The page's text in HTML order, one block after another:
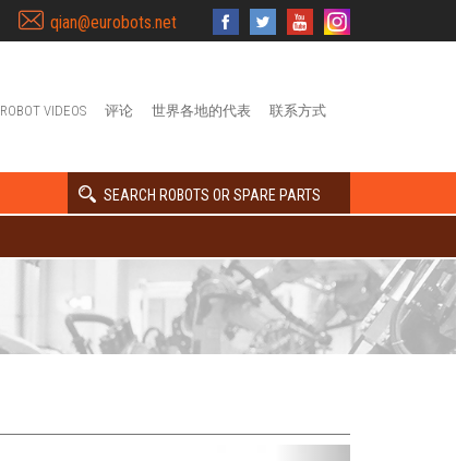
qian@eurobots.net
ROBOT VIDEOS 评论 世界各地的代表 联系方式
SEARCH ROBOTS OR SPARE PARTS